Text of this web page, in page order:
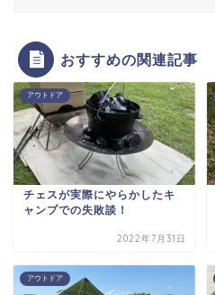
おすすめの関連記事
アウトドア
チェスが実際にやらかしたキ
ャンプでの失敗談！
2022年7月31日
アウトドア